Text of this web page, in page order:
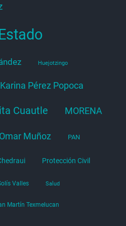
Huejotzingo
Karina Pérez Popoca
Cuautle MORENA
Omar Muñoz PAN
Protección Civil
Valles Salud
Martín Texmelucan